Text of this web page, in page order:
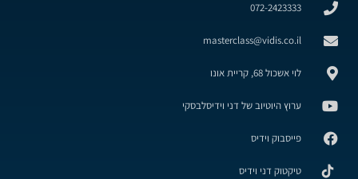
072-2423333
masterclass@vidis.co.il
לוי אשכול 68, קריית אונו
ערוץ היוטיוב של דני וידיסלבסקי
פייסבוק וידיס
טיקטוק דני וידיס